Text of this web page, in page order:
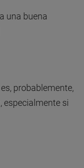
una buena
probablemente,
especialmente si